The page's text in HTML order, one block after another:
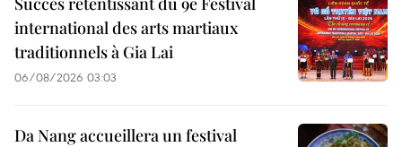
international des arts martiaux
traditionnels à Gia Lai
06/08/2026 03:03
Da Nang accueillera un festival